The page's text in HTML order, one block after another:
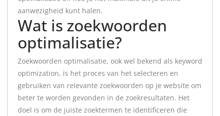
aanwezigheid kunt halen.
Wat is zoekwoorden
optimalisatie?
Zoekwoorden optimalisatie, ook wel bekend als keyword
optimization, is het proces van het selecteren en
gebruiken van relevante zoekwoorden op je website om
beter te worden gevonden in de zoekresultaten. Het
doel is om de juiste zoektermen te identificeren die